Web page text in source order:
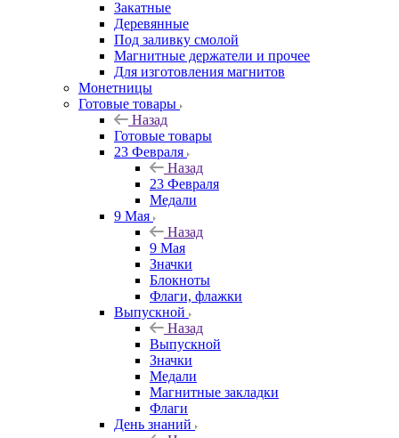
Закатные
Деревянные
Под заливку смолой
Магнитные держатели и прочее
Для изготовления магнитов
Монетницы
Готовые товары
Назад
Готовые товары
23 Февраля
Назад
23 Февраля
Медали
9 Мая
Назад
9 Мая
Значки
Блокноты
Флаги, флажки
Выпускной
Назад
Выпускной
Значки
Медали
Магнитные закладки
Флаги
День знаний